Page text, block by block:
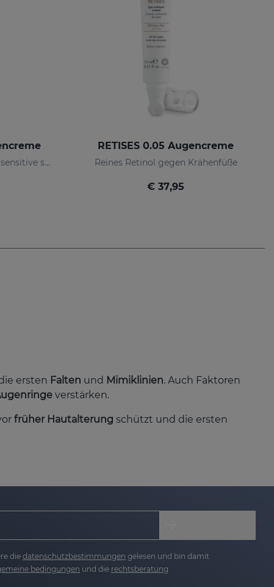
Anti-wrinkle eye contour for sensitive skin
RETISES 0.05 Augencreme
Reines Retinol gegen Krähenfüße
€ 37,95
ersten Falten und Mimiklinien. Auch Faktoren
verstärken.
früher Hautalterung schützt und die ersten
dieBlutkreislauf-Zirkulation und helfen so,
frischerer Blick!
Retinol und anderen verjüngenden
diedatenschutzbestimmungen gelesen und bin damit
bedingungen und die rechtsberatung